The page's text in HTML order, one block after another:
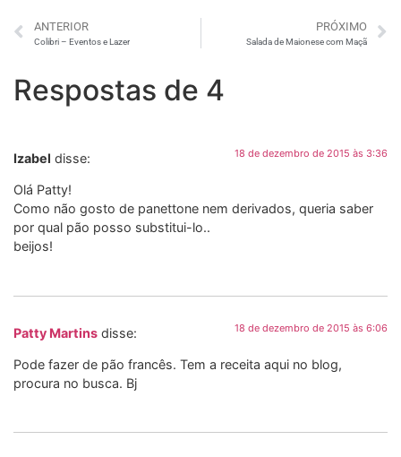
ANTERIOR
Colibri – Eventos e Lazer
PRÓXIMO
Salada de Maionese com Maçã
Respostas de 4
Izabel disse: 18 de dezembro de 2015 às 3:36
Olá Patty!
Como não gosto de panettone nem derivados, queria saber
por qual pão posso substitui-lo..
beijos!
Patty Martins disse: 18 de dezembro de 2015 às 6:06
Pode fazer de pão francês. Tem a receita aqui no blog,
procura no busca. Bj